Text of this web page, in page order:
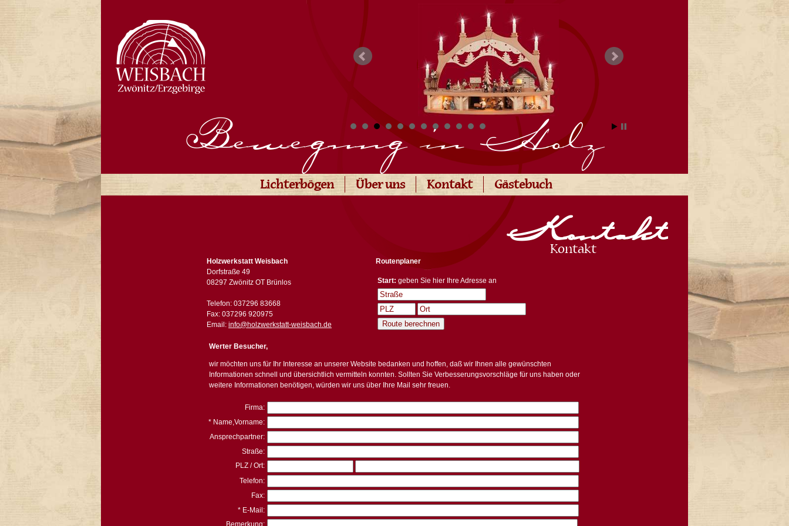
Bewegung in Holz
Lichterbögen Über uns Kontakt Gästebuch
Kontakt
Kontakt
Holzwerkstatt Weisbach
Dorfstraße 49
08297 Zwönitz OT Brünlos
Telefon: 037296 83668
Fax: 037296 920975
Email: info@holzwerkstatt-weisbach.de
Routenplaner
Start: geben Sie hier Ihre Adresse an
Werter Besucher,
wir möchten uns für Ihr Interesse an unserer Website bedanken und hoffen, daß wir Ihnen alle gewünschten
Informationen schnell und übersichtlich vermitteln konnten. Sollten Sie Verbesserungsvorschläge für uns haben oder
weitere Informationen benötigen, würden wir uns über Ihre Mail sehr freuen.
Firma:
* Name,Vorname:
Ansprechpartner:
Straße:
PLZ / Ort:
Telefon:
Fax:
* E-Mail:
Bemerkung: